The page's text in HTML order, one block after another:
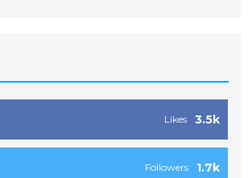
3.5k
Likes
1.7k
Followers